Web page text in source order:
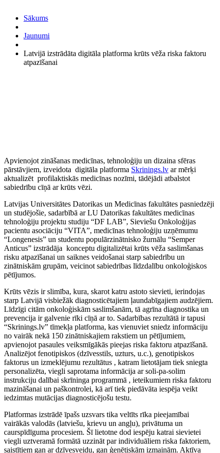
Sākums
Jaunumi
Latvijā izstrādāta digitāla platforma krūts vēža riska faktoru
atpazīšanai
Apvienojot zināšanas medicīnas, tehnoloģiju un dizaina sfēras
pārstāvjiem, izveidota digitāla platforma Skrinings.lv ar mērķi
aktualizēt profilaktiskās medicīnas nozīmi, tādējādi atbalstot
sabiedrību cīņā ar krūts vēzi.
Latvijas Universitātes Datorikas un Medicīnas fakultātes pasniedzēji
un studējošie, sadarbībā ar LU Datorikas fakultātes medicīnas
tehnoloģiju projektu studiju “DF LAB”, Sieviešu Onkoloģijas
pacientu asociāciju “VITA”, medicīnas tehnoloģiju uzņēmumu
“Longenesis” un studentu populārzinātnisko žurnālu “Semper
Anticus” izstrādāja konceptu digitalizētai krūts vēža saslimšanas
risku atpazīšanai un saiknes veidošanai starp sabiedrību un
zinātniskām grupām, veicinot sabiedrības līdzdalību onkoloģiskos
pētījumos.
Krūts vēzis ir slimība, kura, skarot katru astoto sievieti, ierindojas
starp Latvijā visbiežāk diagnosticētajiem ļaundabīgajiem audzējiem.
Līdzīgi citām onkoloģiskām saslimšanām, tā agrīna diagnostika un
prevencija ir galvenie rīki cīņā ar to. Sadarbības rezultātā ir tapusi
“Skrinings.lv” tīmekļa platforma, kas vienuviet sniedz informāciju
no vairāk nekā 150 zinātniskajiem rakstiem un pētījumiem,
apvienojot pasaules veiksmīgākās pieejas riska faktoru atpazīšanā.
Analizējot fenotipiskos (dzīvesstils, uzturs, u.c.), genotipiskos
faktorus un izmeklējumu rezultātus , katram lietotājam tiek sniegta
personalizēta, viegli saprotama informācija ar soli-pa-solim
instrukciju dalībai skrīninga programmā , ieteikumiem riska faktoru
mazināšanai un paškontrolei, kā arī tiek piedāvāta iespēja veikt
iedzimtas mutācijas diagnosticējošu testu.
Platformas izstrādē īpašs uzsvars tika veltīts rīka pieejamībai
vairākās valodās (latviešu, krievu un angļu), privātuma un
caurspīdīguma procesiem. Šī lietotne dod iespēju katrai sievietei
viegli uztveramā formātā uzzināt par individuāliem riska faktoriem,
saistītiem gan ar dzīvesveidu, gan ģenētiskām izmaiņām. Aktīva